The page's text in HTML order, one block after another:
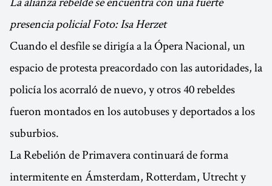
presencia policial Foto: Isa Herzet
Cuando el desfile se dirigía a la Ópera Nacional, un
espacio de protesta preacordado con las autoridades, la
policía los acorraló de nuevo, y otros 40 rebeldes
fueron montados en los autobuses y deportados a los
suburbios.
La Rebelión de Primavera continuará de forma
intermitente en Ámsterdam, Rotterdam, Utrecht y